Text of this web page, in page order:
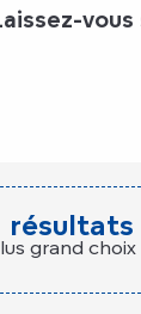
résultats
grand